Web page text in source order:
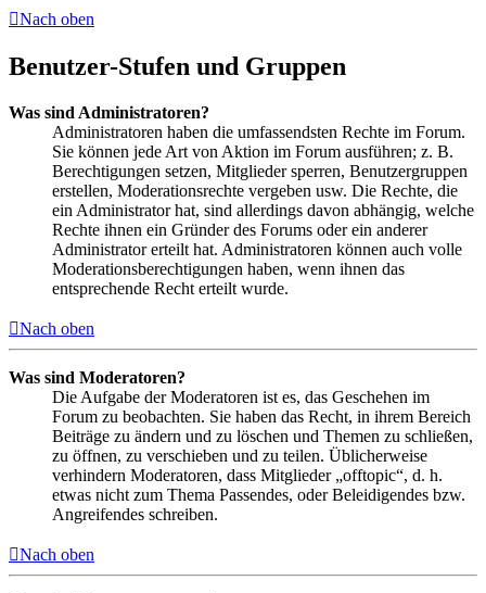
Nach oben
Benutzer-Stufen und Gruppen
Was sind Administratoren?
Administratoren haben die umfassendsten Rechte im Forum.
Sie können jede Art von Aktion im Forum ausführen; z. B.
Berechtigungen setzen, Mitglieder sperren, Benutzergruppen
erstellen, Moderationsrechte vergeben usw. Die Rechte, die
ein Administrator hat, sind allerdings davon abhängig, welche
Rechte ihnen ein Gründer des Forums oder ein anderer
Administrator erteilt hat. Administratoren können auch volle
Moderationsberechtigungen haben, wenn ihnen das
entsprechende Recht erteilt wurde.
Nach oben
Was sind Moderatoren?
Die Aufgabe der Moderatoren ist es, das Geschehen im
Forum zu beobachten. Sie haben das Recht, in ihrem Bereich
Beiträge zu ändern und zu löschen und Themen zu schließen,
zu öffnen, zu verschieben und zu teilen. Üblicherweise
verhindern Moderatoren, dass Mitglieder „offtopic“, d. h.
etwas nicht zum Thema Passendes, oder Beleidigendes bzw.
Angreifendes schreiben.
Nach oben